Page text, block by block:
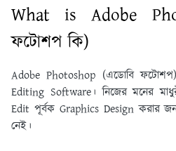
What is Adobe
ফটোশপ কি)
Adobe Photoshop (এডোবি
Editing Software। নিজের মনের
Edit পূর্বক Graphics Design করার
নেই।